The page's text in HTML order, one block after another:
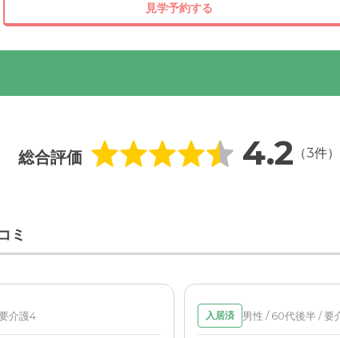
見学予約する
総合評価 4.2 （3件）
ミ
介護4 入居済 男性 / 60代後半 / 要